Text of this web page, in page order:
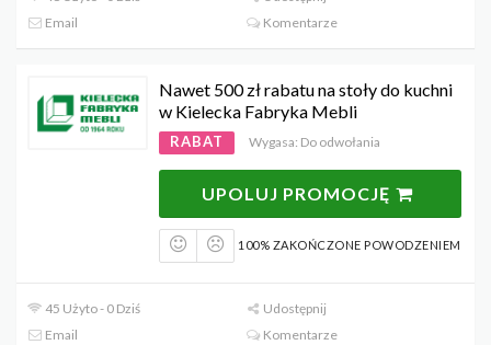
Email
Komentarze
Nawet 500 zł rabatu na stoły do kuchni
w Kielecka Fabryka Mebli
RABAT Wygasa: Do odwołania
UPOLUJ PROMOCJĘ
100% ZAKOŃCZONE POWODZENIEM
45 Użyto - 0 Dziś
Udostępnij
Email
Komentarze